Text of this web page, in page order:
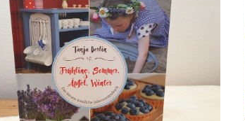
READ MORE